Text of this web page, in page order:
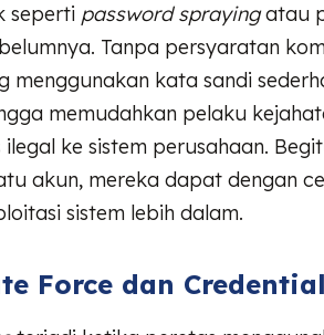
seperti password sprayingatau
Tanpa persyaratan
menggunakan kata sandi
memudahkan pelaku
ke sistem perusahaan.
akun, mereka dapat dengan
sistem lebih dalam.
Force dan